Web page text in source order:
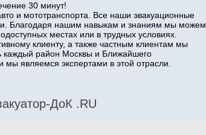
30 минут!
и мототранспорта. Все наши эвакуационные
Благодаря нашим навыкам и знаниям мы можем
местах или в трудных условиях.
клиенту, а также частным клиентам мы
каждый район Москвы и Ближайшего
являемся экспертами в этой отрасли.
ДоК .RU